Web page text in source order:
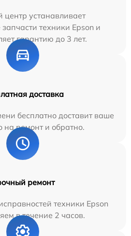
центр устанавливает
техники Epson и
гарантию до 3 лет.
доставка
бесплатно доставит ваше
на ремонт и обратно.
ремонт
техники Epson
в течение 2 часов.